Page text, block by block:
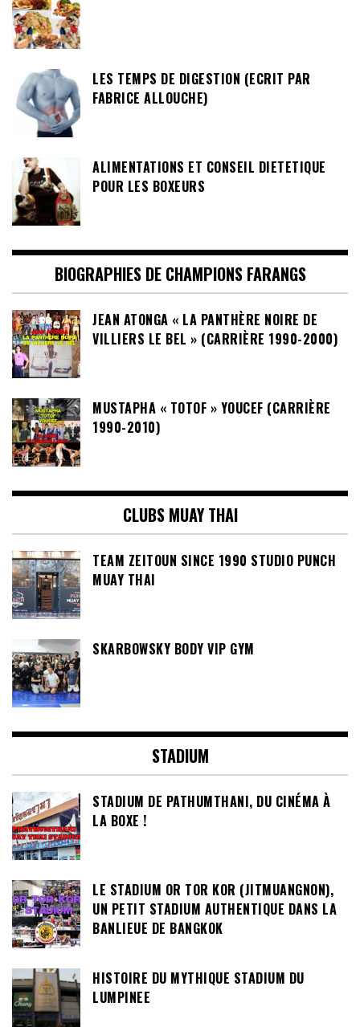
LES TEMPS DE DIGESTION (ECRIT PAR
FABRICE ALLOUCHE)
ALIMENTATIONS ET CONSEIL DIETETIQUE
POUR LES BOXEURS
BIOGRAPHIES DE CHAMPIONS FARANGS
JEAN ATONGA « LA PANTHÈRE NOIRE DE
VILLIERS LE BEL » (CARRIÈRE 1990-2000)
MUSTAPHA « TOTOF » YOUCEF (CARRIÈRE
1990-2010)
CLUBS MUAY THAI
TEAM ZEITOUN SINCE 1990 STUDIO PUNCH
MUAY THAI
SKARBOWSKY BODY VIP GYM
STADIUM
STADIUM DE PATHUMTHANI, DU CINÉMA À
LA BOXE !
LE STADIUM OR TOR KOR (JITMUANGNON),
UN PETIT STADIUM AUTHENTIQUE DANS LA
BANLIEUE DE BANGKOK
HISTOIRE DU MYTHIQUE STADIUM DU
LUMPINEE